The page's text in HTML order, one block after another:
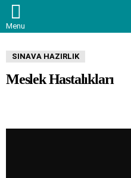
Menu
SINAVA HAZIRLIK
Meslek Hastalıkları